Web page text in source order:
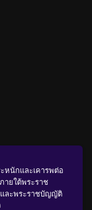
หนักและเคารพต่อ
ายใต้พระราช
ละพระราชบัญญัติ